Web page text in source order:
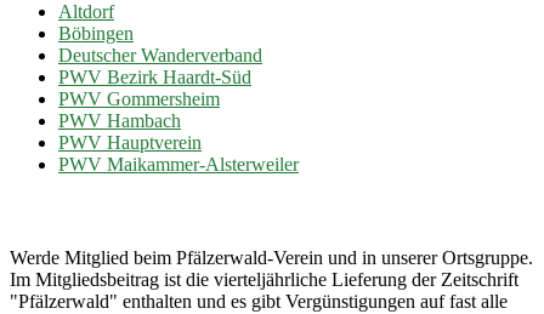
Altdorf
Böbingen
Deutscher Wanderverband
PWV Bezirk Haardt-Süd
PWV Gommersheim
PWV Hambach
PWV Hauptverein
PWV Maikammer-Alsterweiler
Werde Mitglied beim Pfälzerwald-Verein und in unserer Ortsgruppe.
Im Mitgliedsbeitrag ist die vierteljährliche Lieferung der Zeitschrift
"Pfälzerwald" enthalten und es gibt Vergünstigungen auf fast alle